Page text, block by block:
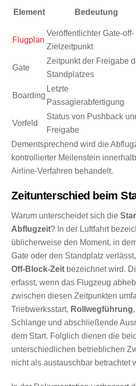
Element Bedeutung
Flugplan
Veröffentlichter Gate-off-
Zielzeitpunkt
Gate
Zeitpunkt der Freigabe
Standplatzes
Boarding
Letzte
Passagierabfertigung
Vorfeld
Status von Pushback
Freigabe
Dementsprechend wird die
kontrollierter Meilenstein
Airline-Verfahren behandelt.
Zeitunterschied beim
Warum unterscheidet sich die
Abflugzeit? In der Luftfahrt
üblicherweise den Moment, in
Gate oder den Standplatz
Off-Block-Zeit bezeichnet wird.
erfasst, wenn das Flugzeug
zwischen diesen Zeitpunkten
Triebwerksstart, Rollwegführung
Schlange und abschließende
dem Start. Folglich dienen die
unterschiedlichen betrieblichen
nicht als austauschbar betrachtet